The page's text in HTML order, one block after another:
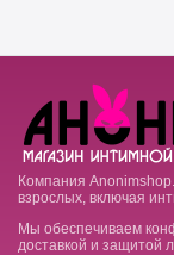
Компания
взрослых, включая
Мы обеспечиваем
доставкой и защитой